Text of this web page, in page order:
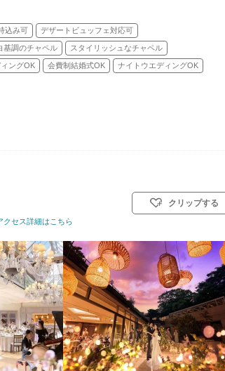
込み可 デザートビュッフェ対応可
基調のチャペル スタイリッシュなチャペル
ングOK 会費制結婚式OK ナイトウエディングOK
式(キリスト教式)／人前式／和装人前式
クセス詳細はこちら
クリップする